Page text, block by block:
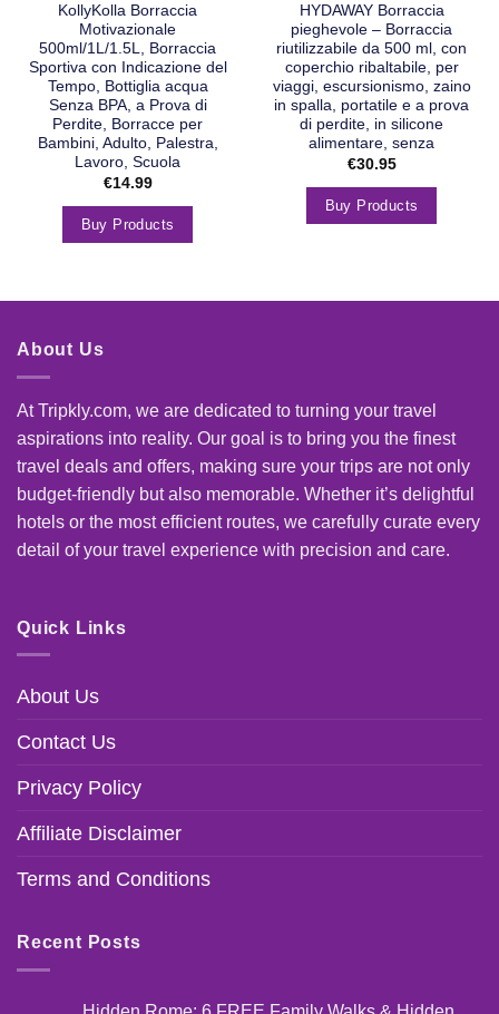
KollyKolla Borraccia
Motivazionale
500ml/1L/1.5L, Borraccia
Sportiva con Indicazione del
Tempo, Bottiglia acqua
Senza BPA, a Prova di
Perdite, Borracce per
Bambini, Adulto, Palestra,
Lavoro, Scuola
€14.99
Buy Products
HYDAWAY Borraccia
pieghevole – Borraccia
riutilizzabile da 500 ml, con
coperchio ribaltabile, per
viaggi, escursionismo, zaino
in spalla, portatile e a prova
di perdite, in silicone
alimentare, senza
€30.95
Buy Products
About Us
At Tripkly.com, we are dedicated to turning your travel
aspirations into reality. Our goal is to bring you the finest
travel deals and offers, making sure your trips are not only
budget-friendly but also memorable. Whether it’s delightful
hotels or the most efficient routes, we carefully curate every
detail of your travel experience with precision and care.
Quick Links
About Us
Contact Us
Privacy Policy
Affiliate Disclaimer
Terms and Conditions
Recent Posts